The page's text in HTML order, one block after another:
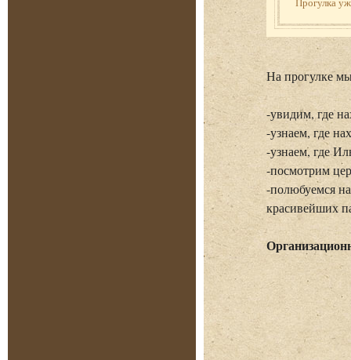
На прогулке
-увидим, где
-узнаем, где
-узнаем, где
-посмотрим
-полюбуемся
красивейших